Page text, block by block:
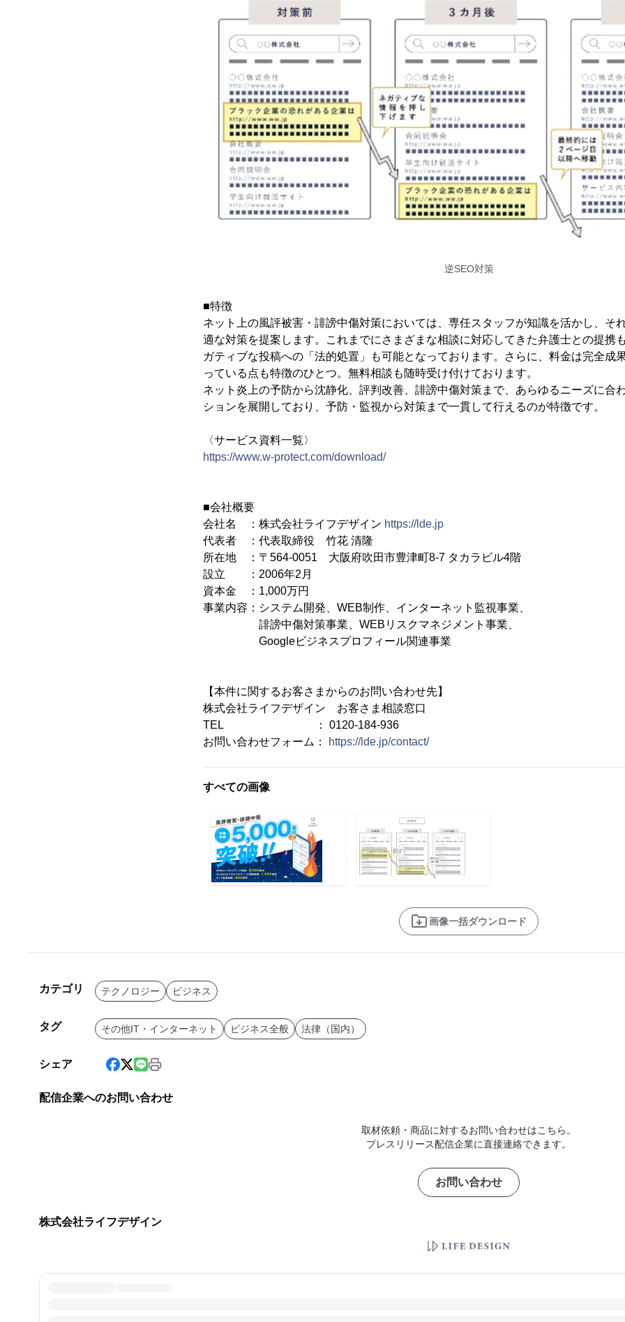
逆SEO対策
■特徴
ネット上の風評被害・誹謗中傷対策においては、専任スタッフが知識を活かし、そ
適な対策を提案します。これまでにさまざまな相談に対応してきた弁護士との提携
ガティブな投稿への「法的処置」も可能となっております。さらに、料金は完全成
っている点も特徴のひとつ。無料相談も随時受け付けております。
ネット炎上の予防から沈静化、評判改善、誹謗中傷対策まで、あらゆるニーズに合
ションを展開しており、予防・監視から対策まで一貫して行えるのが特徴です。
〈サービス資料一覧〉
https://www.w-protect.com/download/
■会社概要
会社名 ：株式会社ライフデザイン https://lde.jp
代表者 ：代表取締役 竹花 清隆
所在地 ：〒564-0051 大阪府吹田市豊津町8-7 タカラビル4階
設立 ：2006年2月
資本金 ：1,000万円
事業内容：システム開発、WEB制作、インターネット監視事業、
誹謗中傷対策事業、WEBリスクマネジメント事業、
Googleビジネスプロフィール関連事業
【本件に関するお客さまからのお問い合わせ先】
株式会社ライフデザイン お客さま相談窓口
TEL ： 0120-184-936
お問い合わせフォーム：
https://lde.jp/contact/
すべての画像
画像一括ダウンロード
カテゴリ テクノロジー ビジネス
タグ その他IT・インターネット ビジネス全般 法律（国内）
シェア
配信企業へのお問い合わせ
取材依頼・商品に対するお問い合わせはこちら。
プレスリリース配信企業に直接連絡できます。
お問い合わせ
株式会社ライフデザイン